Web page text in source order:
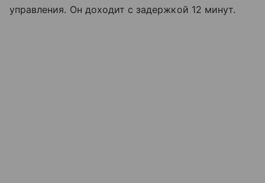
управления. Он доходит с задержкой 12 минут.